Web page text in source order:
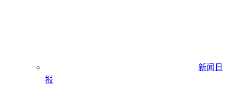
新闻日
报